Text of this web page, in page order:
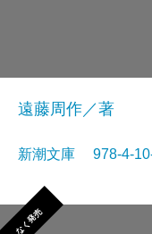
遠藤周作／著
新潮文庫 978-4-